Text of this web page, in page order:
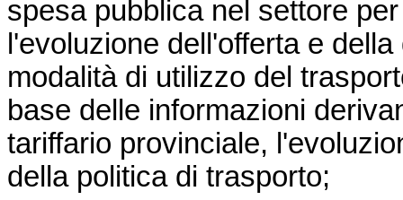
spesa pubblica nel settore
l'evoluzione dell'offerta e
modalità di utilizzo del
base delle informazioni
tariffario provinciale,
della politica di trasporto;